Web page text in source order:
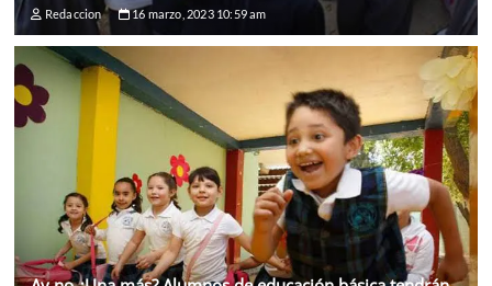
Redaccion 16 marzo, 2023 10:59 am